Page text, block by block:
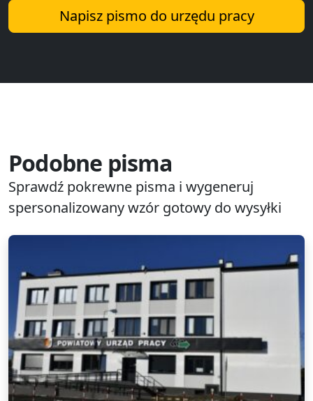
Napisz pismo do urzędu pracy
Podobne pisma
Sprawdź pokrewne pisma i wygeneruj
spersonalizowany wzór gotowy do wysyłki